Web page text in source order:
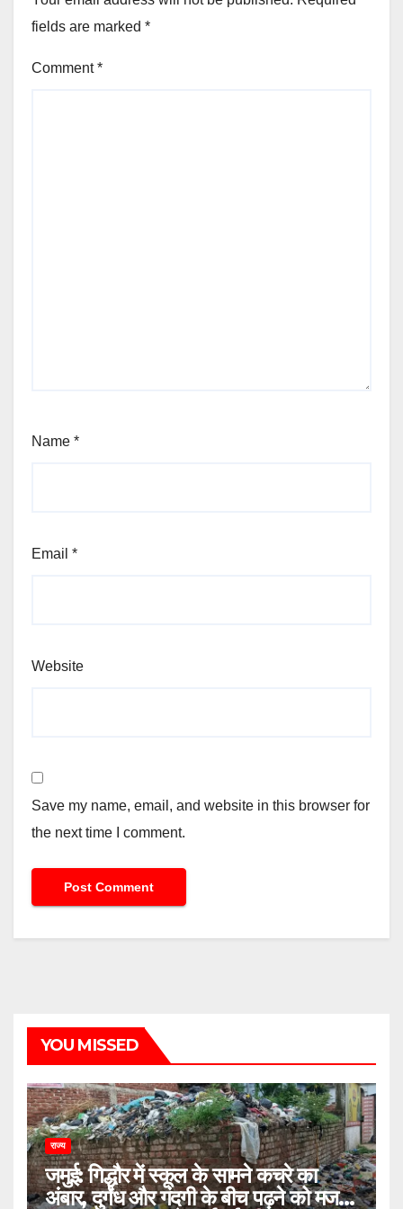
fields are marked *
Comment*
Name *
Email *
Website
Save my name, email, and website in this browser for
the next time I comment.
YOU MISSED
राज्य
जमुई: गिद्धौर में स्कूल के सामने कचरे का
अंबार, दुर्गंध और गंदगी के बीच पढ़ने को मजबूर